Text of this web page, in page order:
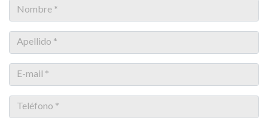
Nombre *
Apellido *
E-mail *
Teléfono *